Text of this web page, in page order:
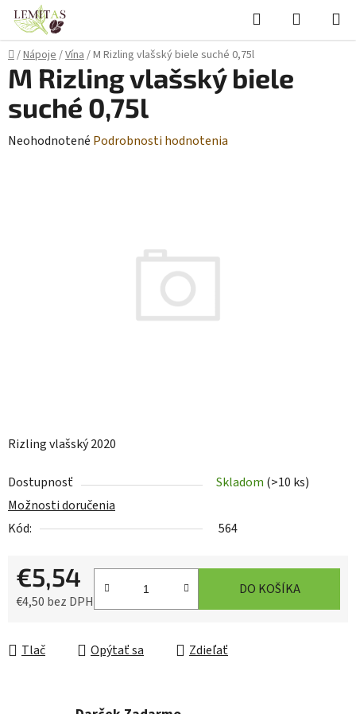
Prejsť
obsah
Hľadať
KOŠÍK
Domov
/Nápoje/Vína/M Rizling vlašský biele suché 0,75l
Rizling vlašský 2020
Dostupnosť Skladom (>10 ks)
Možnosti doručenia
Kód:
564
€5,54
€4,50 bez DPH
DO KOŠÍKA
Tlač Opýtať sa Zdieľať
M Rizling vlašský biele
suché 0,75l
Priemerné
Neohodnotené Podrobnosti hodnotenia